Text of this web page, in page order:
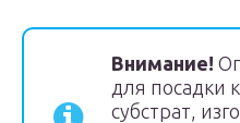
Внимание!
для посадки
субстрат,